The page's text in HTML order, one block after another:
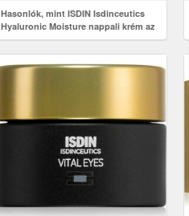
Hasonlók, mint ISDIN Isdinceutics
Hyaluronic Moisture nappali krém az
érzékeny arcbőrre utántöltő 50 g